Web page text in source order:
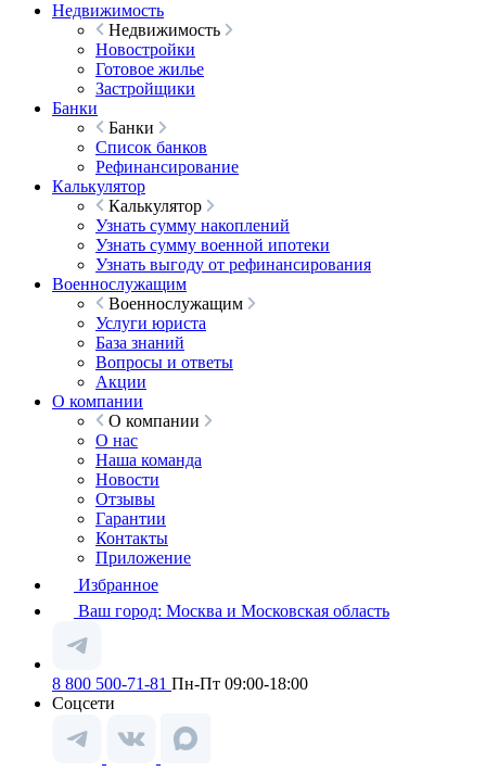
Недвижимость
Недвижимость
Новостройки
Готовое жилье
Застройщики
Банки
Банки
Список банков
Рефинансирование
Калькулятор
Калькулятор
Узнать сумму накоплений
Узнать сумму военной ипотеки
Узнать выгоду от рефинансирования
Военнослужащим
Военнослужащим
Услуги юриста
База знаний
Вопросы и ответы
Акции
О компании
О компании
О нас
Наша команда
Новости
Отзывы
Гарантии
Контакты
Приложение
Избранное
Ваш город: Москва и Московская область
8 800 500-71-81 Пн-Пт 09:00-18:00
Соцсети